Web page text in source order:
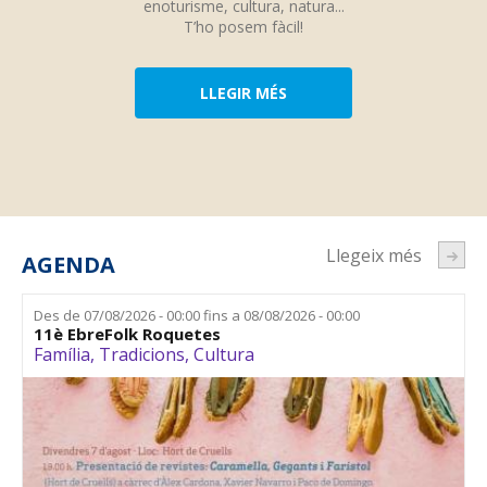
enoturisme, cultura, natura...
T’ho posem fàcil!
LLEGIR MÉS
AGENDA
Des de 07/08/2026 - 00:00fins a 08/08/2026 - 00:00
11è EbreFolk Roquetes
Família, Tradicions,Cultura
Llegeix més